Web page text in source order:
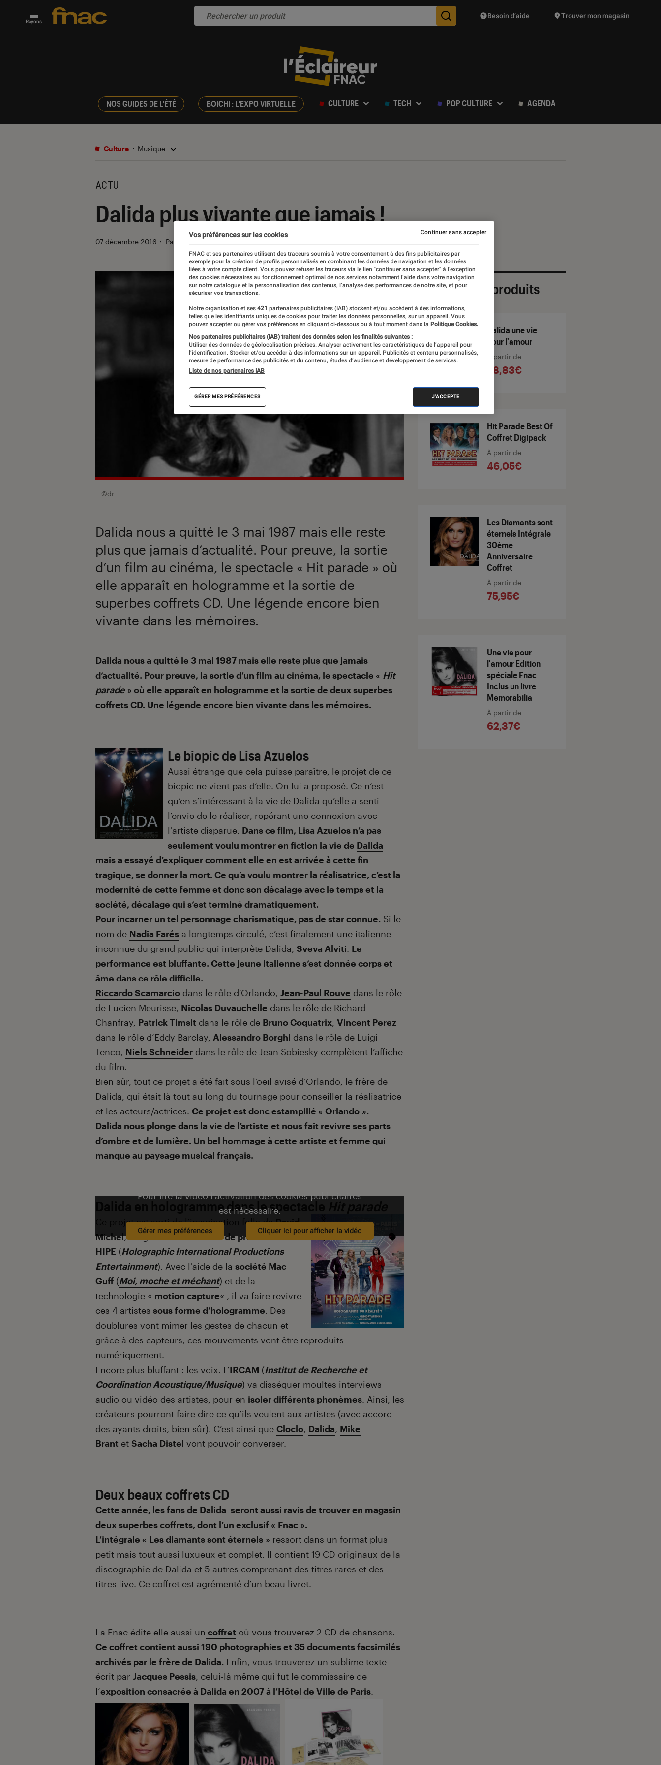
Rayons Des suggestions de produits vont vous être proposées
Besoin d’aide Trouver mon magasin
NOS GUIDES DE L'ÉTÉ BOICHI : L'EXPO VIRTUELLE CULTURE TECH POP CULTURE AGENDA
Culture Musique
ACTU
Dalida plus vivante que jamais !
07 décembre 2016 ・ Par
©dr
Dalida nous a quitté le 3 mai 1987 mais elle reste
plus que jamais d’actualité. Pour preuve, la sortie
d’un film au cinéma, le spectacle « Hit parade » où
elle apparaît en hologramme et la sortie de
superbes coffrets CD. Une légende encore bien
vivante dans les mémoires.
Introduction
Dalida nous a quitté le 3 mai 1987 mais elle reste plus que jamais
d’actualité. Pour preuve, la sortie d’un film au cinéma, le spectacle « Hit
parade» où elle apparaît en hologramme et la sortie de deux superbes
coffrets CD. Une légende encore bien vivante dans les mémoires.
Le biopic de Lisa Azuelos
Aussi étrange que cela puisse paraître, le projet de ce
biopic ne vient pas d’elle. On lui a proposé. Ce n’est
qu’en s’intéressant à la vie de Dalida qu’elle a senti
l’envie de le réaliser, repérant une connexion avec
l’artiste disparue. Dans ce film, Lisa Azuelos n’a pas
seulement voulu montrer en fiction la vie de Dalida
mais a essayé d’expliquer comment elle en est arrivée à cette fin
tragique, se donner la mort. Ce qu’a voulu montrer la réalisatrice, c’est la
modernité de cette femme et donc son décalage avec le temps et la
société, décalage qui s’est terminé dramatiquement.
Pour incarner un tel personnage charismatique, pas de star connue. Si le
nom de Nadia Farés a longtemps circulé, c’est finalement une italienne
inconnue du grand public qui interprète Dalida, Sveva Alviti. Le
performance est bluffante. Cette jeune italienne s’est donnée corps et
âme dans ce rôle difficile.
Riccardo Scamarcio dans le rôle d’Orlando, Jean-Paul Rouve dans le rôle
de Lucien Meurisse, Nicolas Duvauchelle dans le rôle de Richard
Chanfray, Patrick Timsit dans le rôle de Bruno Coquatrix, Vincent Perez
dans le rôle d’Eddy Barclay, Alessandro Borghi dans le rôle de Luigi
Tenco, Niels Schneider dans le rôle de Jean Sobiesky complètent l’affiche
du film.
Bien sûr, tout ce projet a été fait sous l’oeil avisé d’Orlando, le frère de
Dalida, qui était là tout au long du tournage pour conseiller la réalisatrice
et les acteurs/actrices. Ce projet est donc estampillé « Orlando ».
Dalida nous plonge dans la vie de l’artiste et nous fait revivre ses parts
d’ombre et de lumière. Un bel hommage à cette artiste et femme qui
manque au paysage musical français.
Pour lire la vidéo l’activation des cookies publicitaires
est nécessaire.
Gérer mes préférences Cliquer ici pour afficher la vidéo
Dalida en hologramme dans lespectacle
Ce projet est sorti de l’imagination folle deDavid
Michel, dirigeant de lasociété de production
HIPE (Holographic International Productions
Entertainment). Avec l’aide de la société Mac
Guff (Moi, moche et méchant) et de la
technologie « motion capture« , il va faire revivre
ces 4 artistes sous forme d’hologramme. Des
doublures vont mimer les gestes de chacun et
grâce à des capteurs, ces mouvements vont être reproduits
numériquement.
Encore plus bluffant : les voix. L’IRCAM (Institut de Recherche et
Coordination Acoustique/Musique) va disséquer moultes interviews
audio ou vidéo des artistes, pour en isoler différents phonèmes. Ainsi, les
créateurs pourront faire dire ce qu’ils veulent aux artistes (avec accord
des ayants droits, bien sûr). C’est ainsi que Cloclo, Dalida, Mike
Brant et Sacha Distel vont pouvoir converser.
Deux beaux coffrets CD
Cette année, les fans de Dalida seront aussi ravis de trouver en magasin
deux superbes coffrets, dont l’un exclusif « Fnac ».
L’intégrale « Les diamants sont éternels » ressort dans un format plus
petit mais tout aussi luxueux et complet. Il contient 19 CD originaux de la
discographie de Dalida et 5 autres comprenant des titres rares et des
titres live. Ce coffret est agrémenté d’un beau livret.
La Fnac édite elle aussi un coffret où vous trouverez 2 CD de chansons.
Ce coffret contient aussi 190 photographies et 35 documents facsimilés
archivés par le frère de Dalida. Enfin, vous trouverez un sublime texte
écrit par Jacques Pessis, celui-là même qui fut le commissaire de
l’exposition consacrée à Dalida en 2007 à l’Hôtel de Ville de Paris.
Sélection de produits
Dalida une vie
pour l'amour
À partir de
58,83€
Hit Parade Best Of
Coffret Digipack
À partir de
46,05€
Les Diamants sont
éternels Intégrale
30ème
Anniversaire
Coffret
À partir de
75,95€
Une vie pour
l'amour Edition
spéciale Fnac
Inclus un livre
Memorabilia
À partir de
62,37€
Vos préférences sur les cookies
FNAC et ses partenaires utilisent des traceurs soumis à votre consentement à des fins publicitaires par
exemple pour la création de profils personnalisés en combinant les données de navigation et les données
liées à votre compte client. Vous pouvez refuser les traceurs via le lien "continuer sans accepter" à l’exception
des cookies nécessaires au fonctionnement optimal de nos services notamment l’aide dans votre navigation
sur notre catalogue et la personnalisation des contenus, l’analyse des performances de notre site, et pour
sécuriser vos transactions.
Notre organisation et ses 421 partenaires publicitaires (IAB) stockent et/ou accèdent à des informations,
telles que les identifiants uniques de cookies pour traiter les données personnelles, sur un appareil. Vous
pouvez accepter ou gérer vos préférences en cliquant ci-dessous ou à tout moment dans la Politique Cookies.
Nos partenaires publicitaires (IAB) traitent des données selon les finalités suivantes :
Utiliser des données de géolocalisation précises. Analyser activement les caractéristiques de l’appareil pour
l’identification. Stocker et/ou accéder à des informations sur un appareil. Publicités et contenu personnalisés,
mesure de performance des publicités et du contenu, études d’audience et développement de services.
Liste de nos partenaires IAB
GÉRER MES PRÉFÉRENCES J'ACCEPTE
Continuer sans accepter